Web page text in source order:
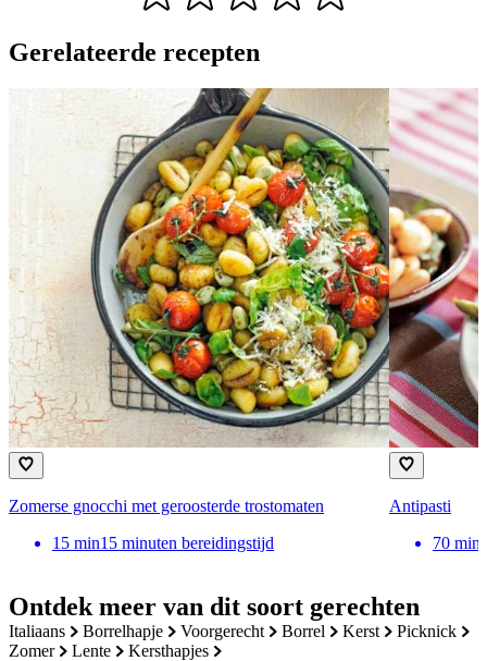
Ontdek meer van dit soort gerechten
italiaans borrelhapje voorgerecht borrel kerst
picknick
zomer
lente kersthapjes
Gerelateerde recepten
Zomerse gnocchi met geroosterde trostomaten
15 min15 minuten bereidingstijd
Antipasti
70 min